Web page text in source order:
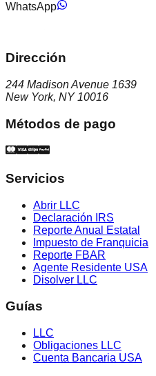
WhatsApp
Dirección
244 Madison Avenue 1639
New York, NY 10016
Métodos de pago
Servicios
Abrir LLC
Declaración IRS
Reporte Anual Estatal
Impuesto de Franquicia
Reporte FBAR
Agente Residente USA
Disolver LLC
Guías
LLC
Obligaciones LLC
Cuenta Bancaria USA